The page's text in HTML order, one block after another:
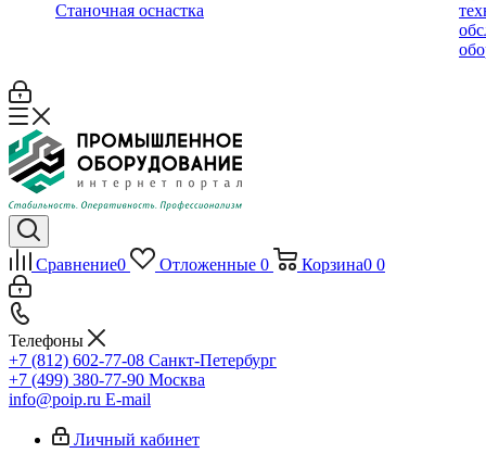
Станочная оснастка
Сравнение0 Отложенные 0 Корзина0 0
Телефоны
+7 (812) 602-77-08 Санкт-Петербург
+7 (499) 380-77-90 Москва
info@poip.ru E-mail
Личный кабинет